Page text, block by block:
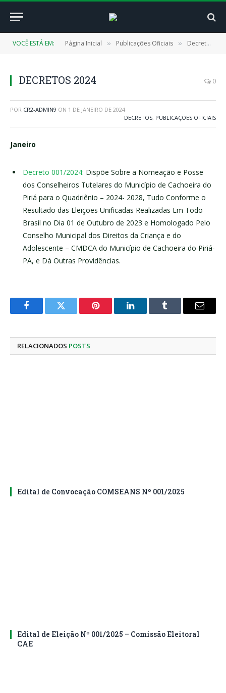
VOCÊ ESTÁ EM: Página Inicial » Publicações Oficiais » Decretos
DECRETOS 2024 0
POR CR2-ADMIN9 ON 1 DE JANEIRO DE 2024
DECRETOS, PUBLICAÇÕES OFICIAIS
Janeiro
Decreto 001/2024: Dispõe Sobre a Nomeação e Posse
dos Conselheiros Tutelares do Município de Cachoeira do
Piriá para o Quadriênio – 2024- 2028, Tudo Conforme o
Resultado das Eleições Unificadas Realizadas Em Todo
Brasil no Dia 01 de Outubro de 2023 e Homologado Pelo
Conselho Municipal dos Direitos da Criança e do
Adolescente – CMDCA do Município de Cachoeira do Piriá-
PA, e Dá Outras Providências.
FacebookTwitter Pinterest LinkedInTumblr
E-
RELACIONADOS POSTS
Edital de Convocação COMSEANS Nº 001/2025
Edital de Eleição Nº 001/2025 – Comissão Eleitoral
CAE